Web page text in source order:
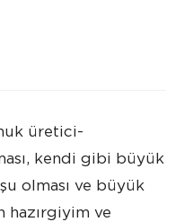
üretici-
kendi gibi büyük
olması ve büyük
hazırgiyim ve